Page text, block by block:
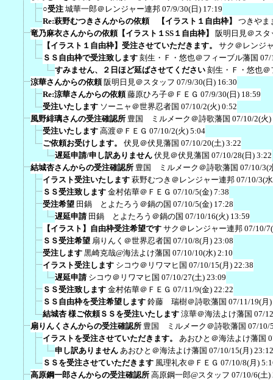
○受注 城華一郎＠レンジャー連邦 07/9/30(日) 17:19
Re:萩野むつきさんからの依頼 【イラスト１自由枠】
つきやま
竜乃麻衣さんからの依頼【イラスト１SS１自由枠】
阪明日見＠スタ
【イラスト１自由枠】受注させていただきます。
サク＠レンジ
ＳＳ自由枠で受注致します 刻生・Ｆ・悠也＠フィーブル藩国 07/
すみません、２日ほど延ばさせてください 刻生・Ｆ・悠也
涼華さんからの依頼 阪明日見＠スタッフ 07/9/30(日) 16:30
Re:涼華さんからの依頼 藤原ひろ子＠ＦＥＧ 07/9/30(日) 18:59
受注いたします ソーニャ＠世界忍者国 07/10/2(火) 0:52
風野緋璃さんの受注確認所 豊国 ミルメーク＠詩歌藩国 07/10/2(火)
受注いたします 高渡＠ＦＥＧ 07/10/2(火) 5:04
ご依頼お受けします。
伏見＠伏見藩国 07/10/20(土) 3:22
遅延申請/申し訳ありません 伏見＠伏見藩国 07/10/28(日) 3:22
結城杏さんからの受注確認所 豊国 ミルメーク＠詩歌藩国 07/10/3(
イラスト受注いたします 萩野むつき＠レンジャー連邦 07/10/3(
ＳＳ受注致します 金村佑華＠ＦＥＧ 07/10/5(金) 7:38
受注希望 田鍋 とよたろう＠鍋の国 07/10/5(金) 17:28
遅延申請 田鍋 とよたろう＠鍋の国 07/10/16(火) 13:59
【イラスト】自由枠受注希望です サク＠レンジャー連邦 07/10/
ＳＳ受注希望 扇りんく＠世界忍者国 07/10/8(月) 23:08
受注します 黒崎克哉@海法よけ藩国 07/10/10(水) 2:10
イラスト受注します シコウ＠リワマヒ国 07/10/15(月) 22:38
遅延申請 シコウ＠リワマヒ国 07/10/27(土) 23:09
ＳＳ受注致します 金村佑華＠ＦＥＧ 07/11/9(金) 22:22
ＳＳ自由枠を受注希望します 鈴藤 瑞樹＠詩歌藩国 07/11/19(月
結城杏 様ご依頼ＳＳを受注いたします 涼華＠海法よけ藩国 07/
扇りんくさんからの受注確認所 豊国 ミルメーク＠詩歌藩国 07/10/
イラストを受注させていただきます。
あおひと＠海法よけ藩国
申し訳ありません あおひと＠海法よけ藩国 07/10/15(月) 23:12
ＳＳを受注させていただきます 風理礼衣＠ＦＥＧ 07/10/8(月)
高原鋼一郎さんからの受注確認所 高原鋼一郎@スタッフ 07/10/6(土)